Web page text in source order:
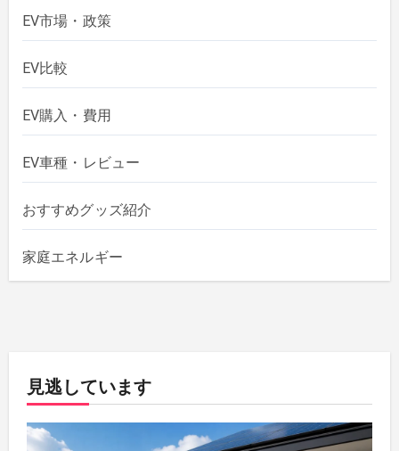
EV市場・政策
EV比較
EV購入・費用
EV車種・レビュー
おすすめグッズ紹介
家庭エネルギー
見逃しています